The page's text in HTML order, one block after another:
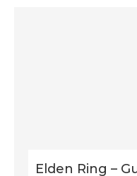
Elden Ring –